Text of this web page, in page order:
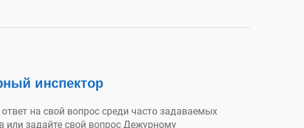
инспектор
на свой вопрос среди часто задаваемых
или задайте свой вопрос Дежурному